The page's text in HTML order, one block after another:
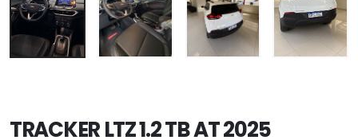
TRACKER LTZ 1.2 TB AT 2025